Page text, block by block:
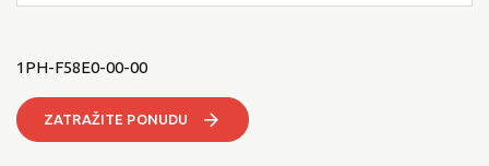
1PH-F58E0-00-00
ZATRAŽITE PONUDU